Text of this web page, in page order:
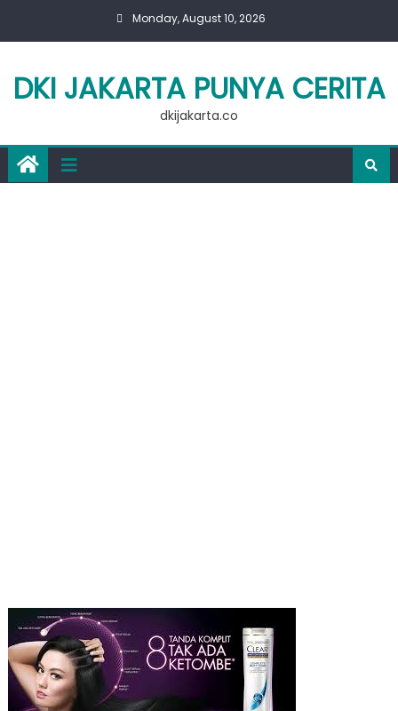
Monday, August 10, 2026
DKI JAKARTA PUNYA CERITA
dkijakarta.co